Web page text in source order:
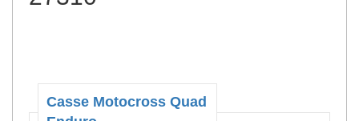
Casse Motocross Quad